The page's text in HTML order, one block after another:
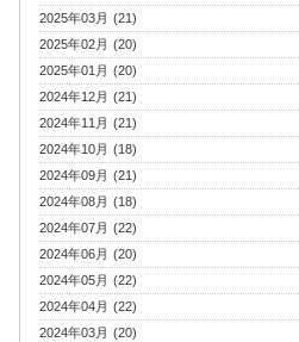
2025年03月 (21)
2025年02月 (20)
2025年01月 (20)
2024年12月 (21)
2024年11月 (21)
2024年10月 (18)
2024年09月 (21)
2024年08月 (18)
2024年07月 (22)
2024年06月 (20)
2024年05月 (22)
2024年04月 (22)
2024年03月 (20)